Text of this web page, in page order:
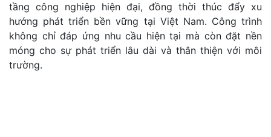
tầng công nghiệp hiện đại, đồng thời thúc đẩy xu
hướng phát triển bền vững tại Việt Nam. Công trình
không chỉ đáp ứng nhu cầu hiện tại mà còn đặt nền
móng cho sự phát triển lâu dài và thân thiện với môi
trường.